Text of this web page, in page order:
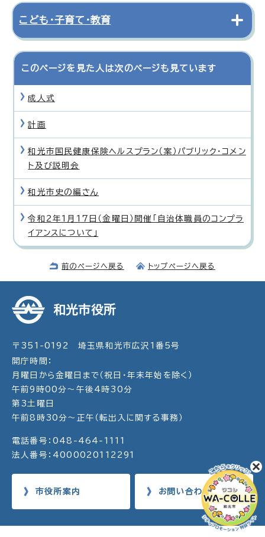
こども・子育て・教育
このページを見た人は次のページも見ています
成人式
計画
和光市国民健康保険ヘルスプラン（案）パブリック・コメン
ト及び説明会
和光市史の編さん
令和2年1月17日（金曜日）開催「自治体職員のコンプラ
イアンスについて」
前のページへ戻る トップページへ戻る
和光市役所
〒351-0192 埼玉県和光市広沢1番5号
開庁時間：
月曜日から金曜日まで（祝日・年末年始を除く）
午前9時00分～午後4時30分
第3土曜日
午前8時30分～正午（転出入に関する事務）
電話番号：048-464-1111
法人番号：4000020112291
市役所案内 お問い合わせ